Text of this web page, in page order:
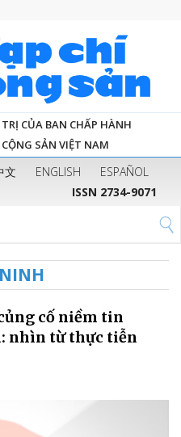
CỦA BAN CHẤP HÀNH
SẢN VIỆT NAM
文 ENGLISH
ESPAÑOL
ISSN 2734-9071
cố niềm tin
nhìn từ thực tiễn